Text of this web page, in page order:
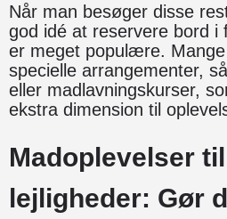
Når man besøger disse
god idé at reservere bord i
er meget populære.
specielle arrangementer,
eller madlavningskurser,
ekstra dimension til
Madoplevelser
lejligheder: Gør